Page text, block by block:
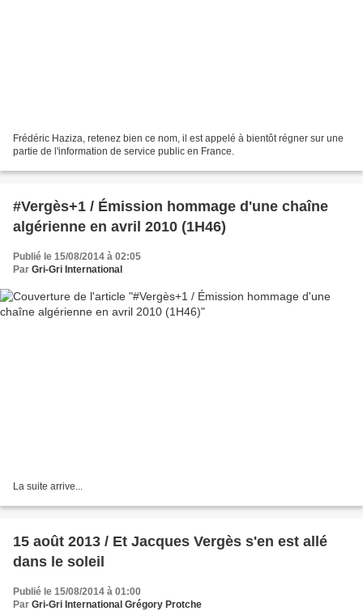
Frédéric Haziza, retenez bien ce nom, il est appelé à bientôt régner sur une
partie de l'information de service public en France.
#Vergès+1 / Émission hommage d'une chaîne
algérienne en avril 2010 (1H46)
Publié le 15/08/2014 à 02:05
Par Gri-Gri International
La suite arrive...
15 août 2013 / Et Jacques Vergès s'en est allé
dans le soleil
Publié le 15/08/2014 à 01:00
Par Gri-Gri International Grégory Protche